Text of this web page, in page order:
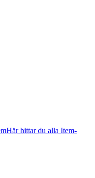
Här hittar du alla Item-